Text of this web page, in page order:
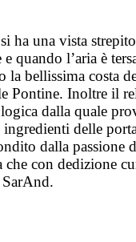
ha una vista
quando l’aria è
la bellissima costa
Pontine. Inoltre il
dalla quale
delle
dalla passione
che con dedizione